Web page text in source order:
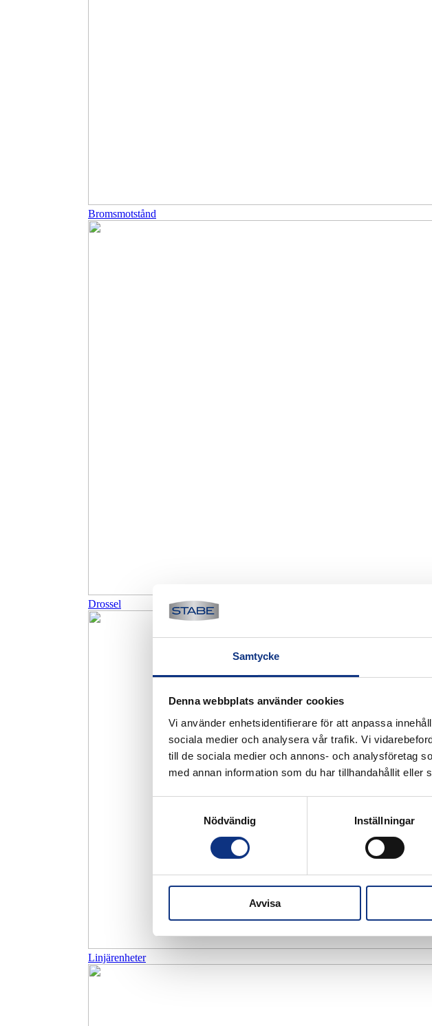
Samtycke
Denna webbplats använder cookies
Vi använder enhetsidentifierare för att anpassa
sociala medier och analysera vår trafik. Vi
till de sociala medier och annons- och analysföretag
med annan information som du har tillhandahållit
Nödvändig
Inställningar
Avvisa
Bromsmotstånd
Drossel
Linjärenheter